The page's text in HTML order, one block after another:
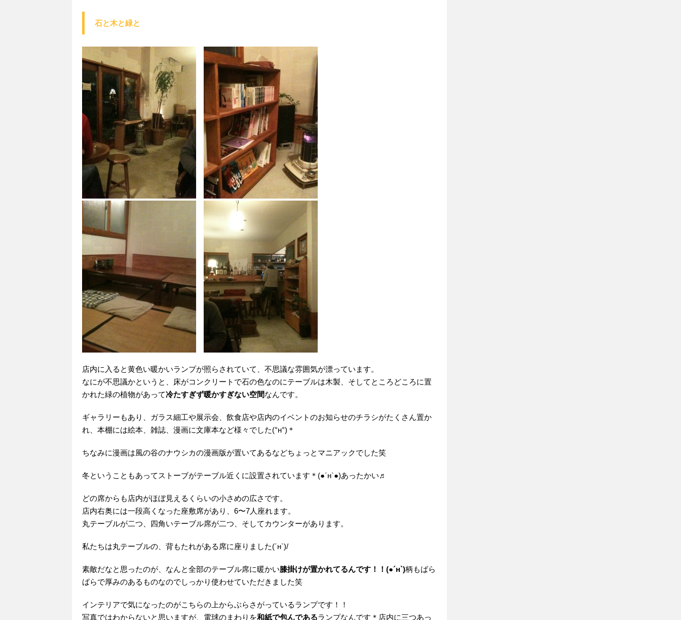
石と木と緑と
店内に入ると黄色い暖かいランプが照らされていて、不思議な雰囲気が漂っています。
なにが不思議かというと、床がコンクリートで石の色なのにテーブルは木製、そしてところどころに置
かれた緑の植物があって冷たすぎず暖かすぎない空間なんです。
ギャラリーもあり、ガラス細工や展示会、飲食店や店内のイベントのお知らせのチラシがたくさん置か
れ、本棚には絵本、雑誌、漫画に文庫本など様々でした(°н°)＊
ちなみに漫画は風の谷のナウシカの漫画版が置いてあるなどちょっとマニアックでした笑
冬ということもあってストーブがテーブル近くに設置されています＊(●´н`●)あったかい♬
どの席からも店内がほぼ見えるくらいの小さめの広さです。
店内右奥には一段高くなった座敷席があり、6〜7人座れます。
丸テーブルが二つ、四角いテーブル席が二つ、そしてカウンターがあります。
私たちは丸テーブルの、背もたれがある席に座りました(´н`)/
素敵だなと思ったのが、なんと全部のテーブル席に暖かい膝掛けが置かれてるんです！！(●´н`)柄もばら
ばらで厚みのあるものなのでしっかり使わせていただきました笑
インテリアで気になったのがこちらの上からぶらさがっているランプです！！
写真ではわからないと思いますが、電球のまわりを和紙で包んであるランプなんです＊店内に三つあっ